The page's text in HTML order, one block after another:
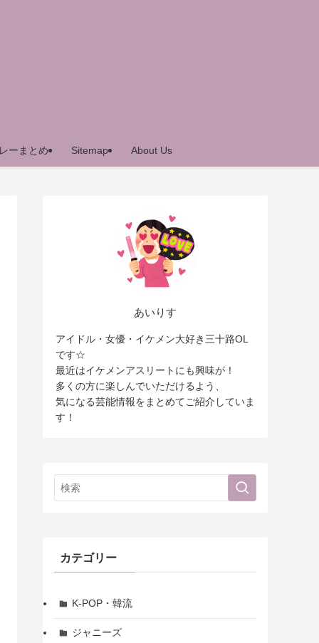
ーまとめ Sitemap About Us
あいりす
アイドル・女優・イケメン大好き三十路OL
です☆
最近はイケメンアスリートにも興味が！
多くの方に楽しんでいただけるよう、
気になる芸能情報をまとめてご紹介していま
す！
カテゴリー
K-POP・韓流
ジャニーズ